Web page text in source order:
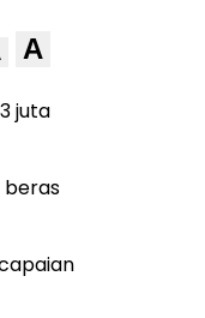
A
juta
beras